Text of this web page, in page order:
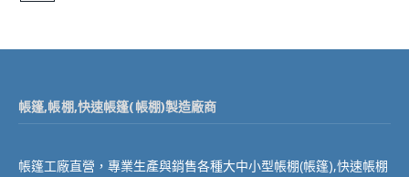
帳篷,帳棚,快速帳篷(帳棚)製造廠商
帳篷工廠直營，專業生產與銷售各種大中小型帳棚(帳篷),快速帳棚